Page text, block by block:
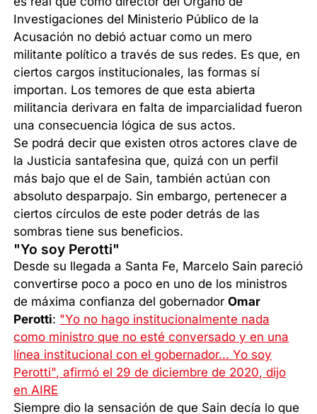
Investigaciones del Ministerio Público de la
Acusación no debió actuar como un mero
militante político a través de sus redes. Es que, en
ciertos cargos institucionales, las formas sí
importan. Los temores de que esta abierta
militancia derivara en falta de imparcialidad fueron
una consecuencia lógica de sus actos.
Se podrá decir que existen otros actores clave de
la Justicia santafesina que, quizá con un perfil
más bajo que el de Sain, también actúan con
absoluto desparpajo. Sin embargo, pertenecer a
ciertos círculos de este poder detrás de las
sombras tiene sus beneficios.
"Yo soy Perotti"
Desde su llegada a Santa Fe, Marcelo Sain pareció
convertirse poco a poco en uno de los ministros
de máxima confianza del gobernadorOmar
Perotti: "Yo no hago institucionalmente nada
como ministro que no esté conversado y en una
línea institucional con el gobernador... Yo soy
Perotti", afirmó el 29 de diciembre de 2020, dijo
en AIRE
Siempre dio la sensación de que Sain decía lo que